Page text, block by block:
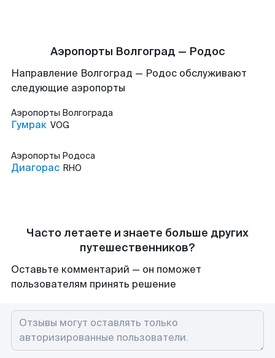
Аэропорты Волгоград — Родос
Направление Волгоград — Родос обслуживают
следующие аэропорты
Аэропорты Волгограда
Гумрак VOG
Аэропорты Родоса
Диагорас RHO
Часто летаете и знаете больше других
путешественников?
Оставьте комментарий — он поможет
пользователям принять решение